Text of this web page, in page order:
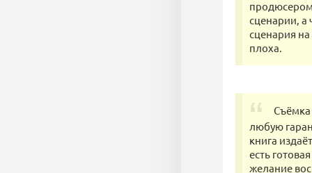
сценарии, а
сценария
плоха.
любую
книга
есть
желание